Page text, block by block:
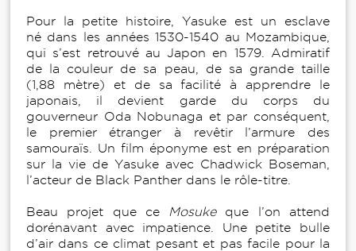
Pour la petite histoire, Yasuke est un esclave
né dans les années 1530-1540 au Mozambique,
qui s’est retrouvé au Japon en 1579. Admiratif
de la couleur de sa peau, de sa grande taille
(1,88 mètre) et de sa facilité à apprendre le
japonais, il devient garde du corps du
gouverneur Oda Nobunaga et par conséquent,
le premier étranger à revêtir l’armure des
samouraïs. Un film éponyme est en préparation
sur la vie de Yasuke avec Chadwick Boseman,
l’acteur de Black Panther dans le rôle-titre.
Beau projet que ce Mosukeque l’on attend
dorénavant avec impatience. Une petite bulle
d’air dans ce climat pesant et pas facile pour la